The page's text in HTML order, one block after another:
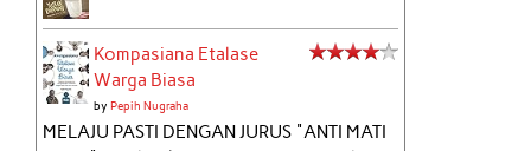
Kompasiana Etalase
Warga Biasa
byPepih Nugraha
MELAJU PASTI DENGAN JURUS "ANTI MATI